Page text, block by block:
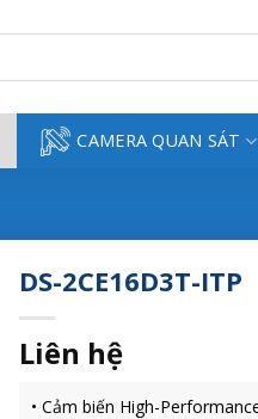
CAMERA QUAN SÁT
DS-2CE16D3T-ITP
Liên hệ
• Cảm biến High-